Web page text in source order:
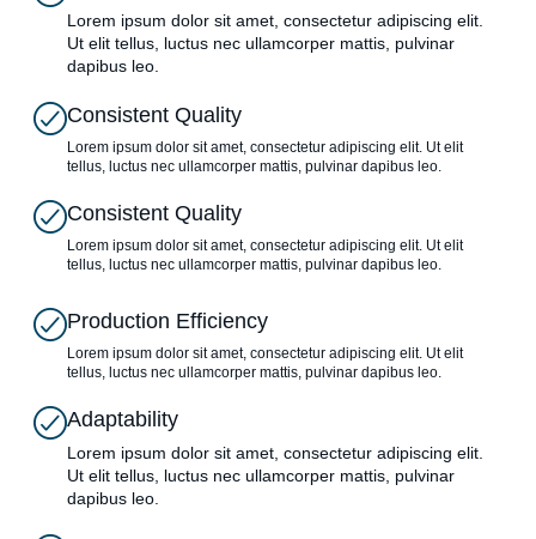
Lorem ipsum dolor sit amet, consectetur adipiscing elit.
Ut elit tellus, luctus nec ullamcorper mattis, pulvinar
dapibus leo.
Consistent Quality
Lorem ipsum dolor sit amet, consectetur adipiscing elit. Ut elit
tellus, luctus nec ullamcorper mattis, pulvinar dapibus leo.
Consistent Quality
Lorem ipsum dolor sit amet, consectetur adipiscing elit. Ut elit
tellus, luctus nec ullamcorper mattis, pulvinar dapibus leo.
Production Efficiency
Lorem ipsum dolor sit amet, consectetur adipiscing elit. Ut elit
tellus, luctus nec ullamcorper mattis, pulvinar dapibus leo.
Adaptability
Lorem ipsum dolor sit amet, consectetur adipiscing elit.
Ut elit tellus, luctus nec ullamcorper mattis, pulvinar
dapibus leo.